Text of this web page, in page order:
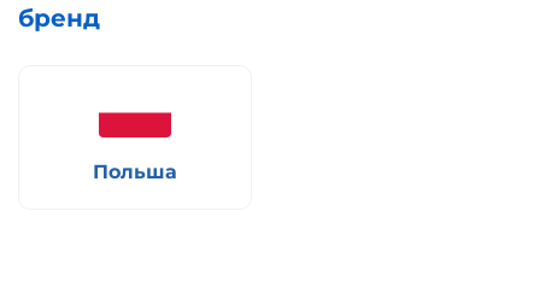
бренд
Польша